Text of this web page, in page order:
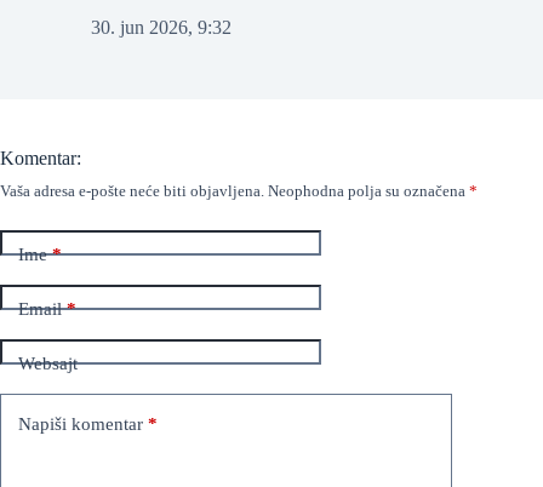
30. jun 2026, 9:32
Komentar:
Vaša adresa e-pošte neće biti objavljena. Neophodna polja su označena *
Ime*
Email*
Websajt
Napiši komentar *